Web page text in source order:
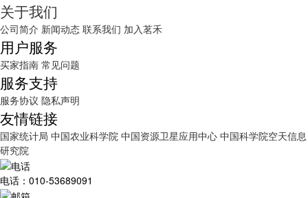
关于我们
公司简介 新闻动态 联系我们 加入茗禾
用户服务
买家指南 常见问题
服务支持
服务协议 隐私声明
友情链接
国家统计局 中国农业科学院 中国资源卫星应用中心 中国科学院空天信息
研究院
电话：010-53689091